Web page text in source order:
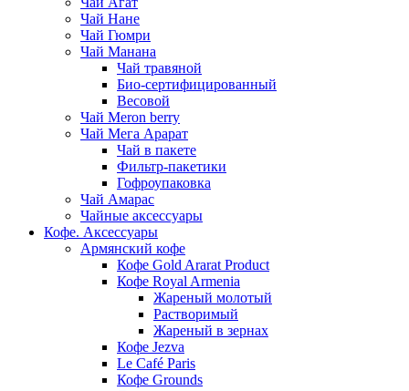
Чай Нане
Чай Гюмри
Чай Манана
Чай травяной
Био-сертифицированный
Весовой
Чай Meron berry
Чай Мега Арарат
Чай в пакете
Фильтр-пакетики
Гофроупаковка
Чай Амарас
Чайные аксессуары
Кофе. Аксессуары
Армянский кофе
Кофе Gold Ararat Product
Кофе Royal Armenia
Жареный молотый
Растворимый
Жареный в зернах
Кофе Jezva
Le Café Paris
Кофе Grounds